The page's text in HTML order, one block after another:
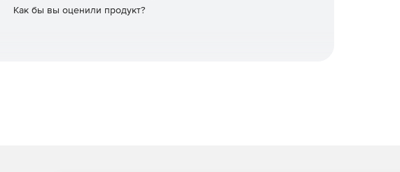
Как бы вы оценили продукт?